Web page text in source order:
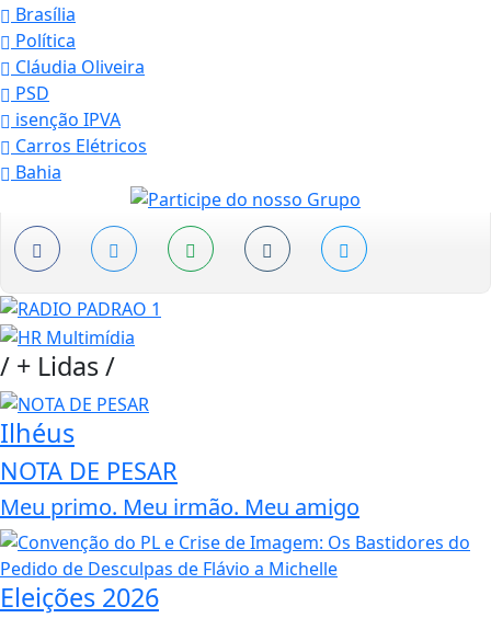
Brasília
Política
Cláudia Oliveira
PSD
isenção IPVA
Carros Elétricos
Bahia
/ + Lidas/
Ilhéus
NOTA DE PESAR
Meu primo. Meu irmão. Meu amigo
Eleições 2026